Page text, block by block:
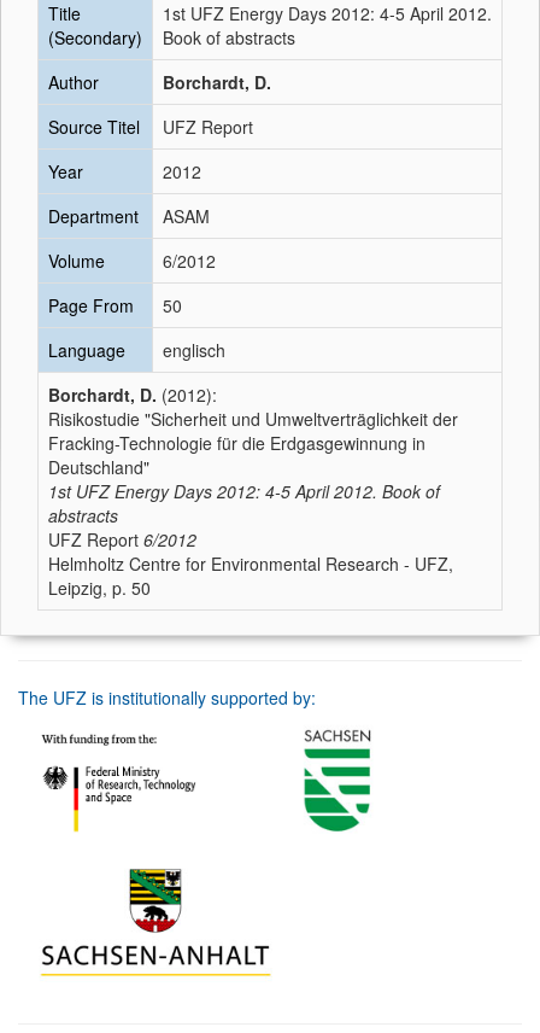
Title
(Secondary)
1st UFZ Energy Days 2012: 4-5 April 2012.
Book of abstracts
Author
Borchardt, D.
Source Titel
UFZ Report
Year
2012
Department
ASAM
Volume
6/2012
Page From
50
Language
englisch
Borchardt, D. (2012):
Risikostudie "Sicherheit und Umweltverträglichkeit der
Fracking-Technologie für die Erdgasgewinnung in
Deutschland"
1st UFZ Energy Days 2012: 4-5 April 2012. Book of
abstracts
UFZ Report 6/2012
Helmholtz Centre for Environmental Research - UFZ,
Leipzig, p. 50
The UFZ is institutionally supported by: